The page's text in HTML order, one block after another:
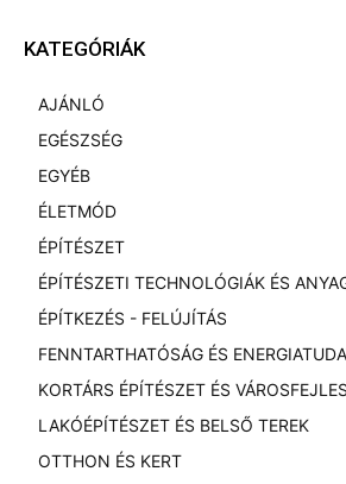
KATEGÓRIÁK
AJÁNLÓ
EGÉSZSÉG
EGYÉB
ÉLETMÓD
ÉPÍTÉSZET
ÉPÍTÉSZETI TECHNOLÓGIÁK ÉS
ÉPÍTKEZÉS - FELÚJÍTÁS
FENNTARTHATÓSÁG ÉS
KORTÁRS ÉPÍTÉSZET ÉS
LAKÓÉPÍTÉSZET ÉS BELSŐ TEREK
OTTHON ÉS KERT